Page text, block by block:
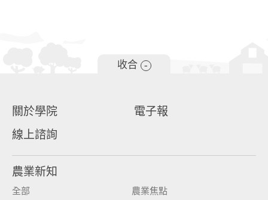
收合 -
關於學院
電子報
線上諮詢
農業新知
全部
農業焦點